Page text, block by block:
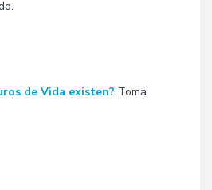
de Vida existen? Toma